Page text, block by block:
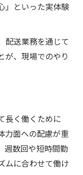
」といった実体験
配送業務を通じて
が、現場でのやり
長く働くために
力面への配慮が重
週数回や短時間勤
ムに合わせて働け